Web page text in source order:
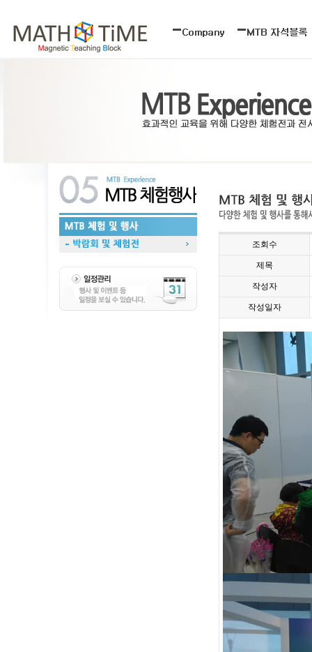
조회수
제목
작성자
작성일자